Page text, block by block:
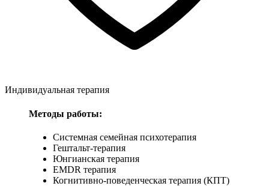
Индивидуальная терапия
Методы работы:
Системная семейная психотерапия
Гештальт-терапия
Юнгианская терапия
EMDR терапия
Когнитивно-поведенческая терапия (КПТ)